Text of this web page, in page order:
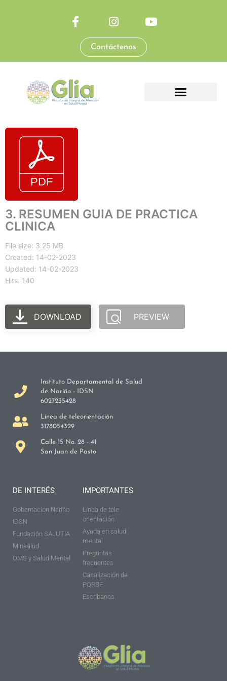
Contáctenos
3. RESUMEN GUIA DE PRACTICA
CLINICA
File size: 3.25 MB
Created: 14-02-2023
Updated: 14-02-2023
Hits: 140
DOWNLOAD PREVIEW
Instituto Departamental de Salud
de Nariño - IDSN
6027235428
Línea de teleorientación
3178054329
Calle 15 No. 28 - 41
San Juan de Pasto
DE INTERÉS
Gobernación Nariño
IDSN
Fundación SALUTIA
Minsalud
OMS y Salud Mental
IMPORTANTES
Línea de tele
orientación
Ayuda en salud
mental
Preguntas
frecuentes
Canalización de
PQRSF
Escríbanos